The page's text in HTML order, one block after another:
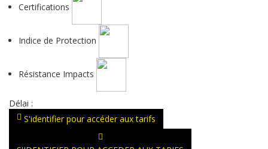
Certifications
Indice de Protection
Résistance Impacts
Délai :
S'identifier pour accéder aux tarifs